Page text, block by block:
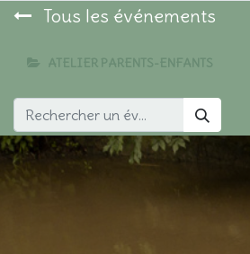
Tous les événements
ATELIER PARENTS-ENFANTS